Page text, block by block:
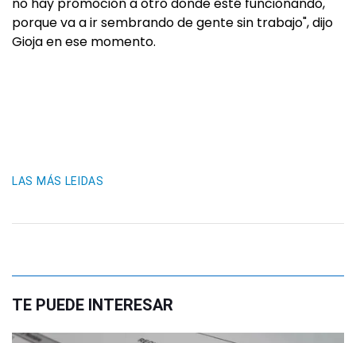
porque va a ir sembrando de gente sin trabajo", dijo
Gioja en ese momento.
LAS MÁS LEIDAS
TE PUEDE INTERESAR